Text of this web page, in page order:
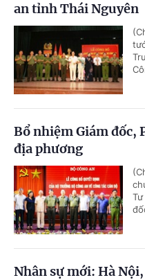
an tỉnh Thái Nguyên
Bổ nhiệm Giám đốc,
địa phương
Nhân sự mới: Hà